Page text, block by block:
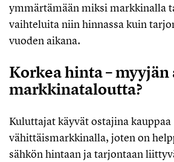
ymmärtämään miksi markkinalla
vaihteluita niin hinnassa kuin
vuoden aikana.
Korkea hinta –
markkinataloutta?
Kuluttajat käyvät ostajina kauppaa
vähittäismarkkinalla, joten on
sähkön hintaan ja tarjontaan